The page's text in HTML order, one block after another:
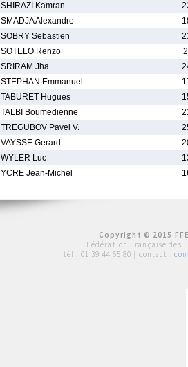
SHIRAZI Kamran
SMADJA Alexandre
SOBRY Sebastien
SOTELO Renzo
SRIRAM Jha
STEPHAN Emmanuel
TABURET Hugues
TALBI Boumedienne
TREGUBOV Pavel V.
VAYSSE Gerard
WYLER Luc
YCRE Jean-Michel
Copyright © 2015
Fédération Française des
tél : 01 39 44 65 80 | contact :